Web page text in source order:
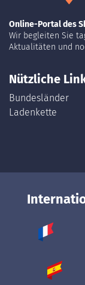
Online-Portal des
Wir begleiten Sie
Aktualitäten und
Nützliche
Bundesländer
Ladenkette